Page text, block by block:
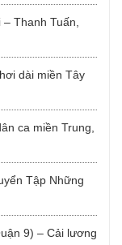
Thanh Tuấn,
dài miền Tây
ca miền Trung,
Tập Những
9) – Cải lương